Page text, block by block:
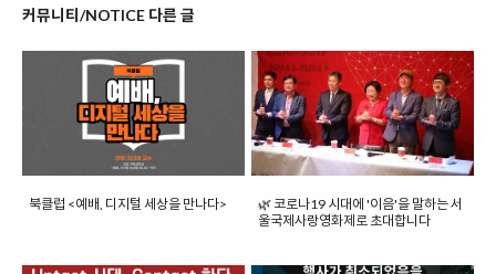
커뮤니티/NOTICE 다른 글
북클럽 <예배, 디지털 세상을 만나다>
🌿 코로나19 시대에 '이음'을 말하는 서
울국제사랑영화제로 초대합니다